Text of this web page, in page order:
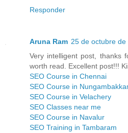
Responder
Aruna Ram 25 de octubre de
Very intelligent post, thanks
worth read. Excellent post!!!
SEO Course in Chennai
SEO Course in
SEO Course in Velachery
SEO Classes near me
SEO Course in Navalur
SEO Training in Tambaram